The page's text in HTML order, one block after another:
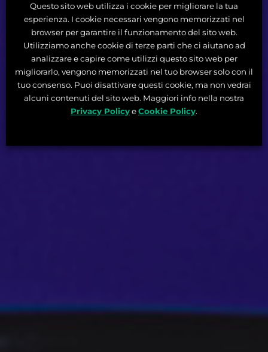
Questo sito web utilizza i cookie per migliorare la tua
esperienza. I cookie necessari vengono memorizzati nel
browser per garantire il funzionamento del sito web.
Utilizziamo anche cookie di terze parti che ci aiutano ad
analizzare e capire come utilizzi questo sito web per
migliorarlo, vengono memorizzati nel tuo browser solo con il
tuo consenso. Puoi disattivare questi cookie, ma non vedrai
alcuni contenuti del sito web. Maggiori info nella nostra
Privacy PolicyeCookie Policy.